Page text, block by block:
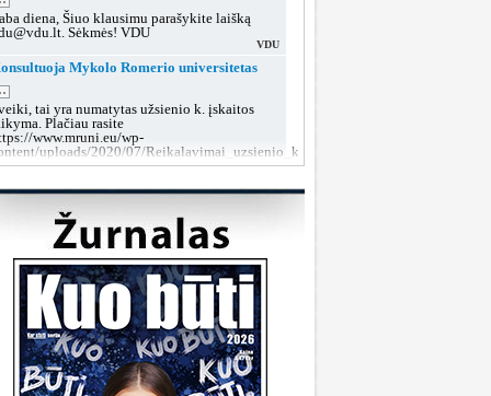
diena, Šiuo klausimu parašykite laišką
Sėkmės! VDU
VDU
Mykolo Romerio universitetas
tai yra numatytas užsienio k. įskaitos
Plačiau rasite
www.mruni.eu/wp-
uploads/2020/07/Reikalavimai_uzsienio_kalbos_iskaitai_2018.pdf
MRU konsultacijos
Lietuvos sveikatos mokslų
diena, tokiu klausimu rekomenduojame po
pasirašymo kreiptis į dekanatą prieš
suformavimą arba teikti prašymą dėl
keitimo, kai grupės jau bus aiškios.
LSMU SRT
Klaipėdos valstybinė kolegija
diena, taip, galite susisiekti su mumis šiais
www.kvk.lt/stojantiesiems/priemimas-i-